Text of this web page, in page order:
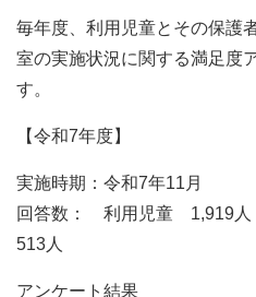
毎年度、利用児童とその保護
室の実施状況に関する満足度
す。
【令和7年度】
実施時期：令和7年11月
回答数： 利用児童 1,919
513人
アンケート結果